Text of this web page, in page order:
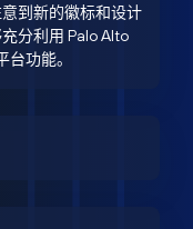
到新的徽标和设计
分利用 Palo Alto
功能。